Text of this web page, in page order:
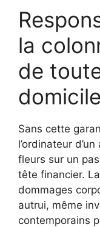
la
de
domicile
Sans cette
l’ordinateur
fleurs sur un
tête financier.
dommages
autrui, même
contemporains